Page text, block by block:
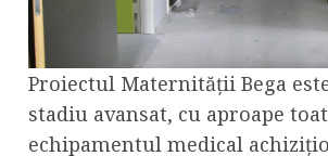
Proiectul Maternității Bega
stadiu avansat, cu aproape
echipamentul medical